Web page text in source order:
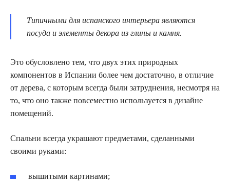
Типичными для испанского интерьера являются
посуда и элементы декора из глины и камня.
Это обусловлено тем, что двух этих природных
компонентов в Испании более чем достаточно, в отличие
от дерева, с которым всегда были затруднения, несмотря на
то, что оно также повсеместно используется в дизайне
помещений.
Спальни всегда украшают предметами, сделанными
своими руками:
вышитыми картинами;